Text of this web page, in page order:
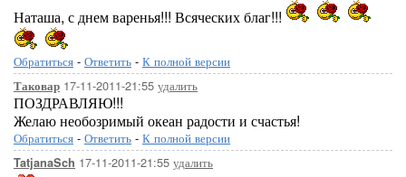
Наташа, с днем варенья!!! Всяческих благ!!!
Обратиться - Ответить - К полной версии
Таковар 17-11-2011-21:55 удалить
ПОЗДРАВЛЯЮ!!!
Желаю необозримый океан радости и счастья!
Обратиться - Ответить - К полной версии
TatjanaSch 17-11-2011-21:55 удалить